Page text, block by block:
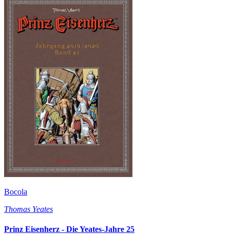
Bocola
Thomas Yeates
Prinz Eisenherz - Die Yeates-Jahre 25